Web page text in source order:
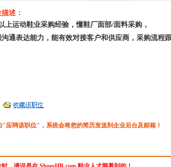
述：
上运动鞋业采购经验，懂鞋厂面部/面料采购，
沟通表达能力，能有效对接客户和供应商，采购流程
应聘该职位"，系统会将您的简历发送到企业后台及邮箱！